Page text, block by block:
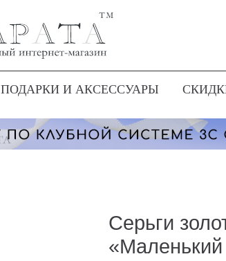
ПОДАРКИ И АКСЕССУАРЫ
Серьги
«Маленький